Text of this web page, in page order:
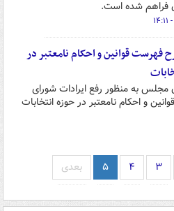
فراهم شده است.
فهرست قوانین و احکام نامعتبر در
مجلس به منظور رفع ایرادات شورای
و احکام نامعتبر در حوزه انتخابات
۳ ۴ ۵ بعدی